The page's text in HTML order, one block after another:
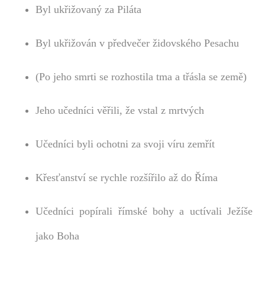
Byl ukřižovaný za Piláta
Byl ukřižován v předvečer židovského Pesachu
(Po jeho smrti se rozhostila tma a třásla se země)
Jeho učedníci věřili, že vstal z mrtvých
Učedníci byli ochotni za svoji víru zemřít
Křesťanství se rychle rozšířilo až do Říma
Učedníci popírali římské bohy a uctívali Ježíše
jako Boha